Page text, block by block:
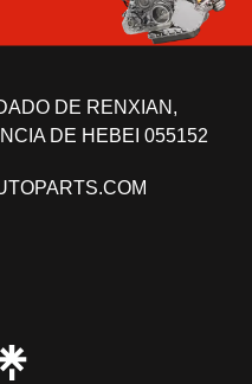
DE RENXIAN,
DE HEBEI 055152